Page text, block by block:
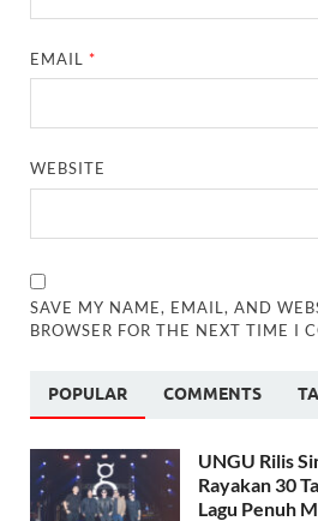
EMAIL*
WEBSITE
SAVE MY NAME, EMAIL, AND
BROWSER FOR THE NEXT TIME I
POPULAR COMMENTS
UNGU Rilis
Rayakan 30
Lagu Penuh